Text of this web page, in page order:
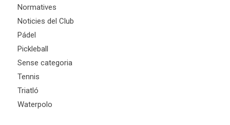
Normatives
Noticies del Club
Pádel
Pickleball
Sense categoria
Tennis
Triatló
Waterpolo